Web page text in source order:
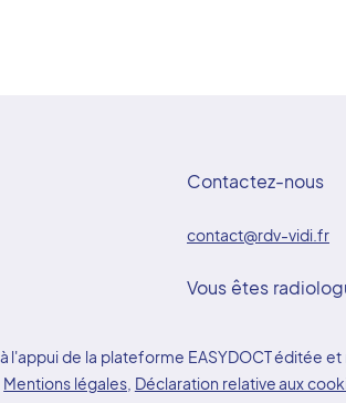
Contactez-nous
contact@rdv-vidi.fr
Vous êtes
de la plateforme EASYDOCT éditée et
Mentions légales Déclaration relative aux